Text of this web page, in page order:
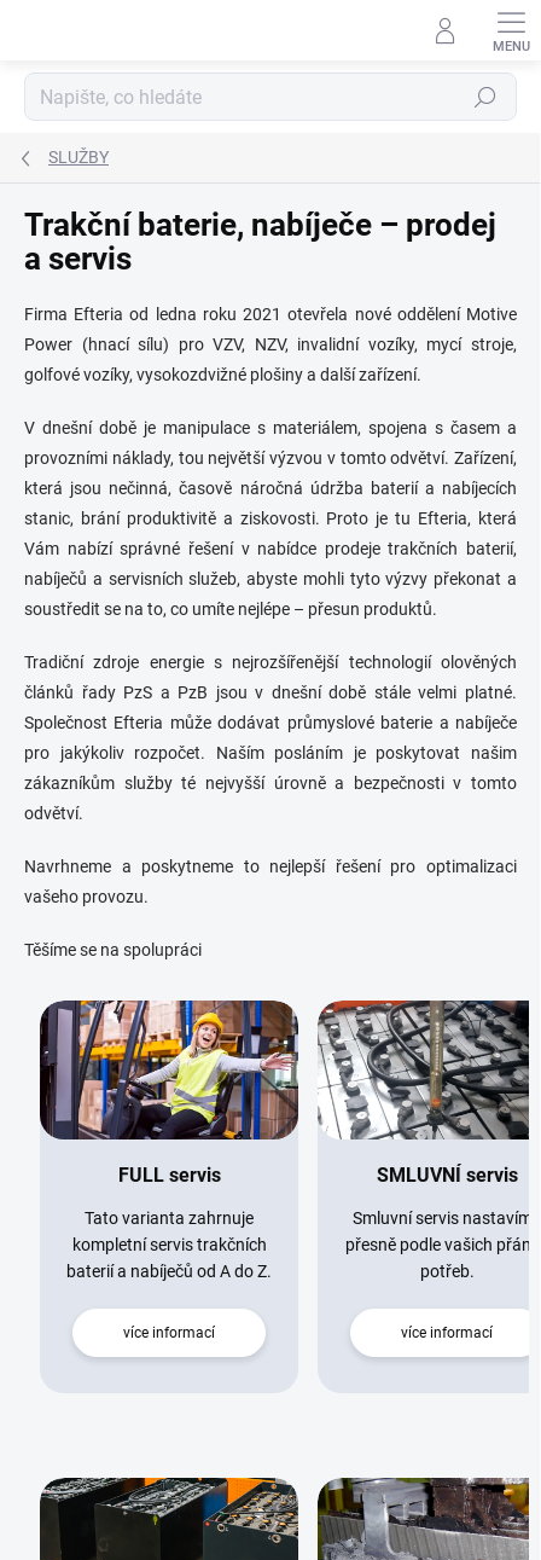
Hledat
SLUŽBY
Trakční baterie, nabíječe – prodej
a servis
Firma Efteria od ledna roku 2021 otevřela nové oddělení Motive
Power (hnací sílu) pro VZV, NZV, invalidní vozíky, mycí stroje,
golfové vozíky, vysokozdvižné plošiny a další zařízení.
V dnešní době je manipulace s materiálem, spojena s časem a
provozními náklady, tou největší výzvou v tomto odvětví. Zařízení,
která jsou nečinná, časově náročná údržba baterií a nabíjecích
stanic, brání produktivitě a ziskovosti. Proto je tu Efteria, která
Vám nabízí správné řešení v nabídce prodeje trakčních baterií,
nabíječů a servisních služeb, abyste mohli tyto výzvy překonat a
soustředit se na to, co umíte nejlépe – přesun produktů.
Tradiční zdroje energie s nejrozšířenější technologií olověných
článků řady PzS a PzB jsou v dnešní době stále velmi platné.
Společnost Efteria může dodávat průmyslové baterie a nabíječe
pro jakýkoliv rozpočet. Naším posláním je poskytovat našim
zákazníkům služby té nejvyšší úrovně a bezpečnosti v tomto
odvětví.
Navrhneme a poskytneme to nejlepší řešení pro optimalizaci
vašeho provozu.
Těšíme se na spolupráci
FULL servis
Tato varianta zahrnuje
kompletní servis trakčních
baterií a nabíječů od A do Z.
více informací
SMLUVNÍ servis
Smluvní servis nastavíme
přesně podle vašich přání
potřeb.
více informací